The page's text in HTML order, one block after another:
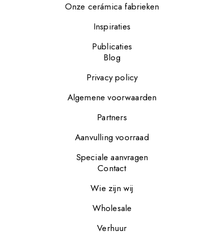
Onze cerámica fabrieken
Inspiraties
Publicaties
Blog
Privacy policy
Algemene voorwaarden
Partners
Aanvulling voorraad
Speciale aanvragen
Contact
Wie zijn wij
Wholesale
Verhuur